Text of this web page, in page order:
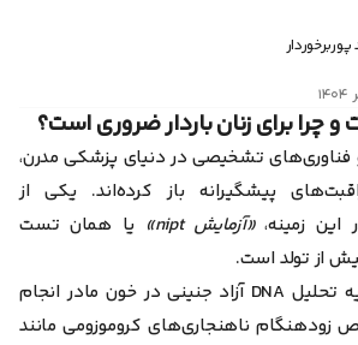
بارداری
تشخیصی در دنیای پزشکی مدرن،
پیشگیرانه باز کرده‌اند. یکی از
این زمینه،«آزمایش nipt»
یا همان تست
از تولد است.
که بر پایه تحلیل DNA آزاد جنینی در خون مادر انجام
ناهنجاری‌های کروموزومی مانند